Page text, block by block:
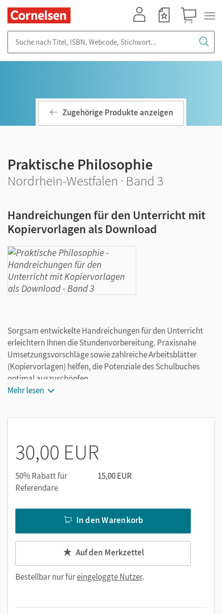
Zugehörige Produkte anzeigen
Praktische Philosophie
Nordrhein-Westfalen · Band 3
Handreichungen für den Unterricht mit
Kopiervorlagen als Download
Sorgsam entwickelte Handreichungen für den Unterricht
erleichtern Ihnen die Stundenvorbereitung. Praxisnahe
Umsetzungsvorschläge sowie zahlreiche Arbeitsblätter
(Kopiervorlagen) helfen, die Potenziale des Schulbuches
optimal auszuschöpfen.
Mehr lesen
30,00 EUR
50% Rabatt für
Referendare
15,00 EUR
In den Warenkorb
Auf den Merkzettel
Bestellbar nur füreingeloggte Nutzer.